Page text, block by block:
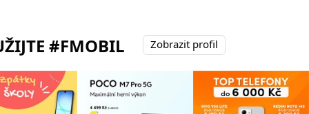
#FMOBIL Zobrazit profil